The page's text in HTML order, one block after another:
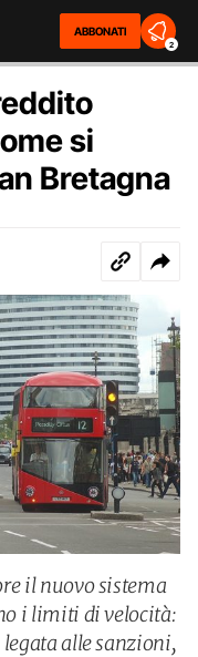
ABBONATI
2
si
Bretagna
il nuovo sistema
i limiti di velocità:
alle sanzioni,